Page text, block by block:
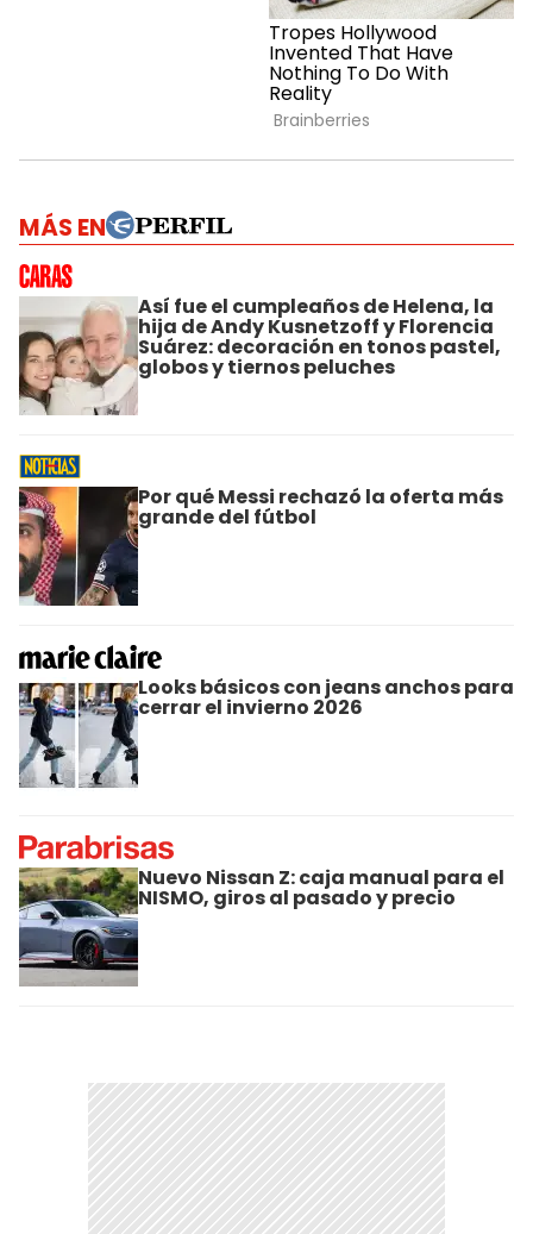
MÁS EN
Así fue el cumpleaños de Helena, la
hija de Andy Kusnetzoff y Florencia
Suárez: decoración en tonos pastel,
globos y tiernos peluches
Por qué Messi rechazó la oferta más
grande del fútbol
Looks básicos con jeans anchos para
cerrar el invierno 2026
Nuevo Nissan Z: caja manual para el
NISMO, giros al pasado y precio